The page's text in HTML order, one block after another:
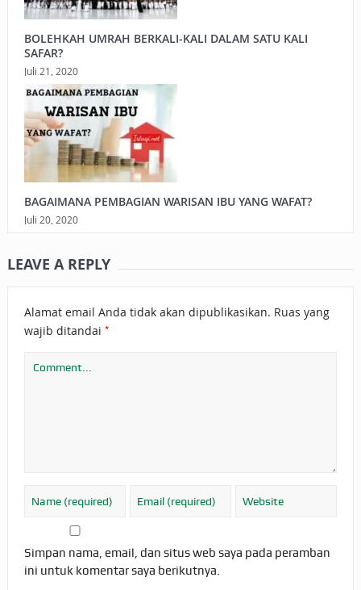
BOLEHKAH UMRAH BERKALI-KALI DALAM SATU KALI
SAFAR?
Juli 21, 2020
BAGAIMANA PEMBAGIAN WARISAN IBU YANG WAFAT?
Juli 20, 2020
LEAVE A REPLY
Alamat email Anda tidak akan dipublikasikan. Ruas yang
wajib ditandai *
Simpan nama, email, dan situs web saya pada peramban
ini untuk komentar saya berikutnya.